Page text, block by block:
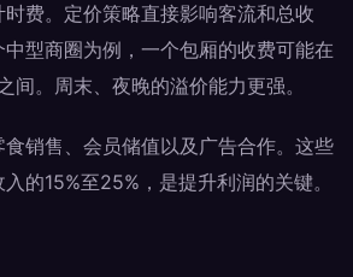
费。定价策略直接影响客流和总收
型商圈为例，一个包厢的收费可能在
。周末、夜晚的溢价能力更强。
销售、会员储值以及广告合作。这些
的15%至25%，是提升利润的关键。